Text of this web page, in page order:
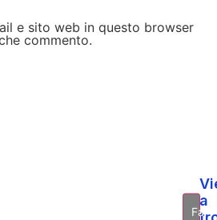
e sito web in questo browser
commento.
a
Fai